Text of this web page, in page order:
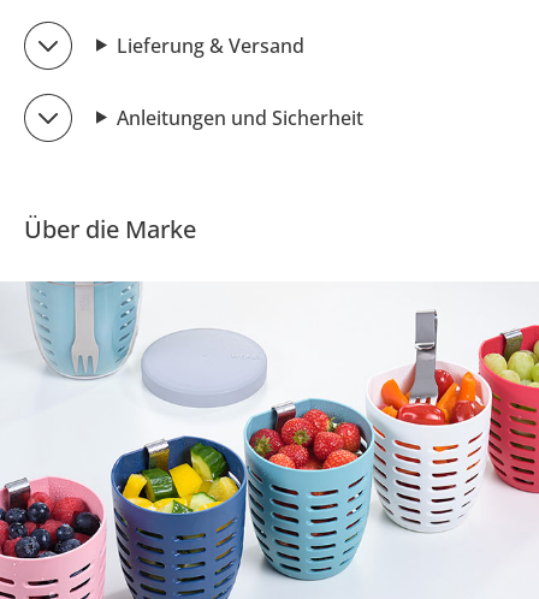
Lieferung & Versand
Anleitungen und Sicherheit
Über die Marke